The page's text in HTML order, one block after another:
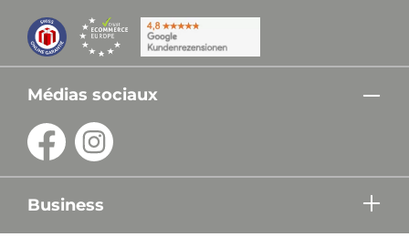
Médias sociaux
Business